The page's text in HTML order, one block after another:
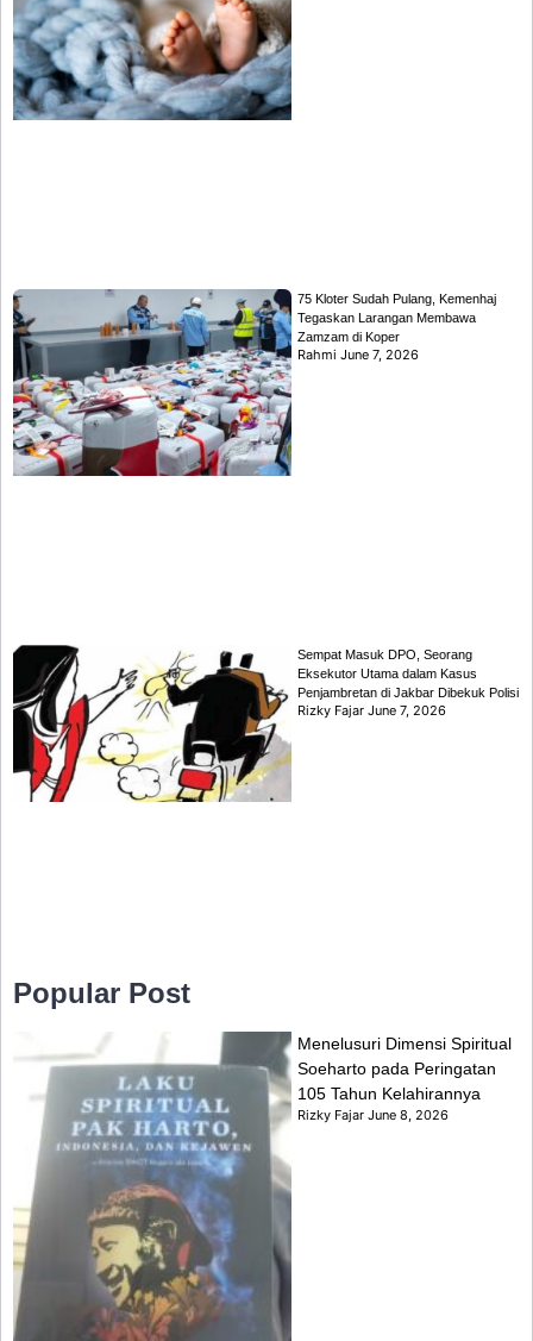
75 Kloter Sudah Pulang, Kemenhaj
Tegaskan Larangan Membawa
Zamzam di Koper
RahmiJune 7, 2026
Sempat Masuk DPO, Seorang
Eksekutor Utama dalam Kasus
Penjambretan di Jakbar Dibekuk Polisi
Rizky FajarJune 7, 2026
Popular Post
Menelusuri Dimensi Spiritual
Soeharto pada Peringatan
105 Tahun Kelahirannya
Rizky FajarJune 8, 2026